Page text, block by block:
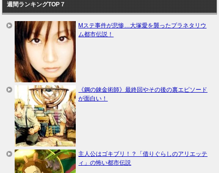
週間ランキングTOP７
Mステ事件が悲惨…大塚愛を襲ったプラネタリウ
ム都市伝説！
《鋼の錬金術師》最終回やその後の裏エピソード
が面白い！
主人公はゴキブリ！？「借りぐらしのアリエッテ
ィ」の怖い都市伝説